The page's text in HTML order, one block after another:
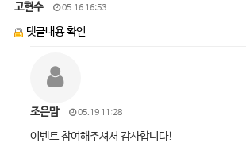
고현수 05.16 16:53
댓글내용 확인
조은맘 05.19 11:28
이벤트 참여해주셔서 감사합니다!